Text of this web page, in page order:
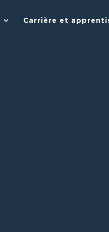
Carrière et